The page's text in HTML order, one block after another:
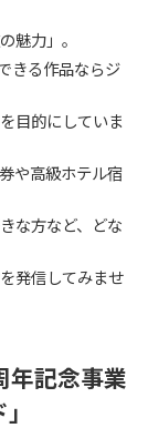
魅力」。
きる作品ならジ
目的にしていま
や高級ホテル宿
な方など、どな
発信してみませ
年記念事業